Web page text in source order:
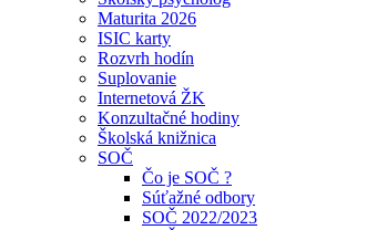
Maturita 2026
ISIC karty
Rozvrh hodín
Suplovanie
Internetová ŽK
Konzultačné hodiny
Školská knižnica
SOČ
Čo je SOČ ?
Súťažné odbory
SOČ 2022/2023